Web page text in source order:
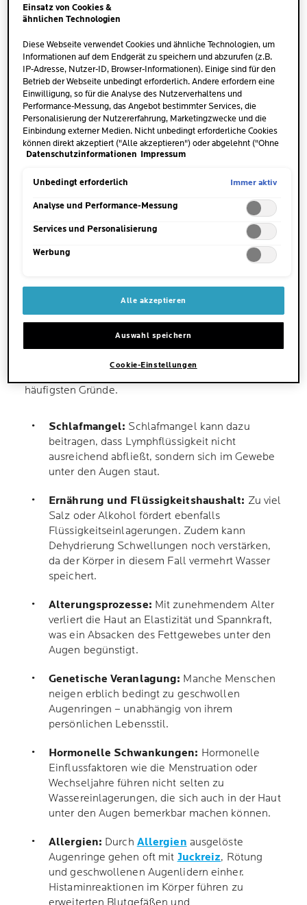
AUGENRINGE?
Geschwollene Augenringe werden auch als
Tränensäcke bezeichnet und beschreiben sichtbare
Schwellungen im Bereich des unteren Augenlids.
Die Haut ist dort sehrdünn und zart, sodass
Veränderungen wie Schwellungen oder
Verfärbungen oft sofort auffallen. Die teils dicken
Augenringe können vorübergehend, aber auch
dauerhaft auftreten. Häufig sind geschwollene
Augenringe besonders morgens deutlich zu sehen.
GESCHWOLLENE
AUGENRINGE: URSACHEN
UND EINFLUSSFAKTOREN
häufigsten Gründe.
Schlafmangel: Schlafmangel kann dazu
beitragen, dass Lymphflüssigkeit nicht
ausreichend abfließt, sondern sich im Gewebe
unter den Augen staut.
Ernährung und Flüssigkeitshaushalt: Zu viel
Salz oder Alkohol fördert ebenfalls
Flüssigkeitseinlagerungen. Zudem kann
Dehydrierung Schwellungen noch verstärken,
da der Körper in diesem Fall vermehrt Wasser
speichert.
Alterungsprozesse: Mit zunehmendem Alter
verliert die Haut an Elastizität und Spannkraft,
was ein Absacken des Fettgewebes unter den
Augen begünstigt.
Genetische Veranlagung: Manche Menschen
neigen erblich bedingt zu geschwollen
Augenringen – unabhängig von ihrem
persönlichen Lebensstil.
Hormonelle Schwankungen: Hormonelle
Einflussfaktoren wie die Menstruation oder
Wechseljahre führen nicht selten zu
Wassereinlagerungen, die sich auch in der Haut
unter den Augen bemerkbar machen können.
Allergien: Durch Allergien ausgelöste
Augenringe gehen oft mit Juckreiz, Rötung
und geschwollenen Augenlidern einher.
Histaminreaktionen im Körper führen zu
Einsatz von Cookies &
ähnlichen Technologien
Diese Webseite verwendet Cookies und ähnliche Technologien, um
Informationen auf dem Endgerät zu speichern und abzurufen (z.B.
IP-Adresse, Nutzer-ID, Browser-Informationen). Einige sind für den
Betrieb der Webseite unbedingt erforderlich. Andere erfordern eine
Einwilligung, so für die Analyse des Nutzerverhaltens und
Performance-Messung, das Angebot bestimmter Services, die
Personalisierung der Nutzererfahrung, Marketingzwecke und die
Einbindung externer Medien. Nicht unbedingt erforderliche Cookies
können direkt akzeptiert ("Alle akzeptieren") oder abgelehnt ("Ohne
Einwilligung fortfahren") werden. Individuelle Anpassungen der
speichern"). Die Auswahl kann jederzeit unter dem Link "Cookie-
unsere Datenschutzinformationen.
Datenschutzinformationen Impressum
Unbedingt erforderlich Immer aktiv
Analyse und Performance-Messung
Services und Personalisierung
Werbung
Alle akzeptieren
Auswahl speichern
Cookie-Einstellungen